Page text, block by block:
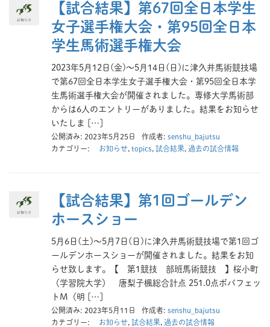
【試合結果】第67回全日本学生
女子選手権大会・第95回全日本
学生馬術選手権大会
2023年5月12日(金)～5月14日(日)に津久井馬術競技場
で第67回全日本学生女子選手権大会・第95回全日本学
生馬術選手権大会が開催されました。専修大学馬術部
からは6人のエントリーがありました。結果をお知らせ
いたしま […]
公開済み: 2023年5月25日 作成者: senshu_bajutsu
カテゴリー:
お知らせ topics 試合結果 過去の試合情報
【試合結果】第1回ゴールデン
ホースショー
5月6日(土)～5月7日(日)に津久井馬術競技場で第1回ゴ
ールデンホースショーが開催されました。結果をお知
らせ致します。【 第1競技 部班馬術競技 】桜小町
（学習院大学） 唐梨子楓総合計点 251.0点ボバフェッ
トM（明 […]
公開済み: 2023年5月11日 作成者: senshu_bajutsu
カテゴリー:
お知らせ 試合結果 過去の試合情報